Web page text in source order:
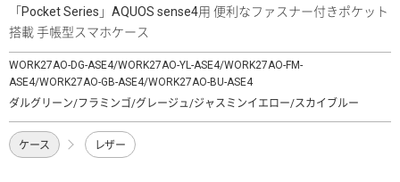
「Pocket Series」AQUOS sense4用 便利なファスナー付きポケット
搭載 手帳型スマホケース
WORK27AO-DG-ASE4/WORK27AO-YL-ASE4/WORK27AO-FM-
ASE4/WORK27AO-GB-ASE4/WORK27AO-BU-ASE4
ダルグリーン/フラミンゴ/グレージュ/ジャスミンイエロー/スカイブルー
ケース レザー